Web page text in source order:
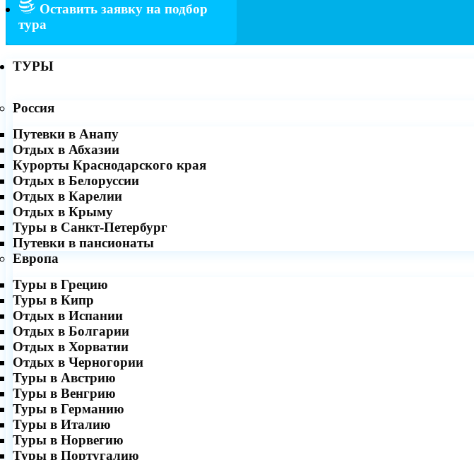
Оставить заявку на подбор
тура
ТУРЫ
Россия
Путевки в Анапу
Отдых в Абхазии
Курорты Краснодарского края
Отдых в Белоруссии
Отдых в Карелии
Отдых в Крыму
Туры в Санкт-Петербург
Путевки в пансионаты
Европа
Туры в Грецию
Туры в Кипр
Отдых в Испании
Отдых в Болгарии
Отдых в Хорватии
Отдых в Черногории
Туры в Австрию
Туры в Венгрию
Туры в Германию
Туры в Италию
Туры в Норвегию
Туры в Португалию